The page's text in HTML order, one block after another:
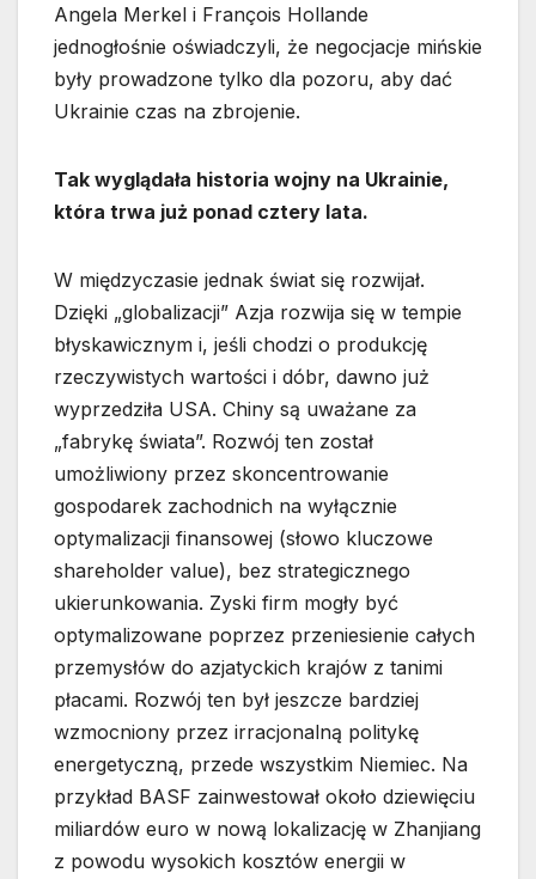
Angela Merkel i François Hollande
jednogłośnie oświadczyli, że negocjacje mińskie
były prowadzone tylko dla pozoru, aby dać
Ukrainie czas na zbrojenie.
Tak wyglądała historia wojny na Ukrainie,
która trwa już ponad cztery lata.
W międzyczasie jednak świat się rozwijał.
Dzięki „globalizacji” Azja rozwija się w tempie
błyskawicznym i, jeśli chodzi o produkcję
rzeczywistych wartości i dóbr, dawno już
wyprzedziła USA. Chiny są uważane za
„fabrykę świata”. Rozwój ten został
umożliwiony przez skoncentrowanie
gospodarek zachodnich na wyłącznie
optymalizacji finansowej (słowo kluczowe
shareholder value), bez strategicznego
ukierunkowania. Zyski firm mogły być
optymalizowane poprzez przeniesienie całych
przemysłów do azjatyckich krajów z tanimi
płacami. Rozwój ten był jeszcze bardziej
wzmocniony przez irracjonalną politykę
energetyczną, przede wszystkim Niemiec. Na
przykład BASF zainwestował około dziewięciu
miliardów euro w nową lokalizację w Zhanjiang
z powodu wysokich kosztów energii w